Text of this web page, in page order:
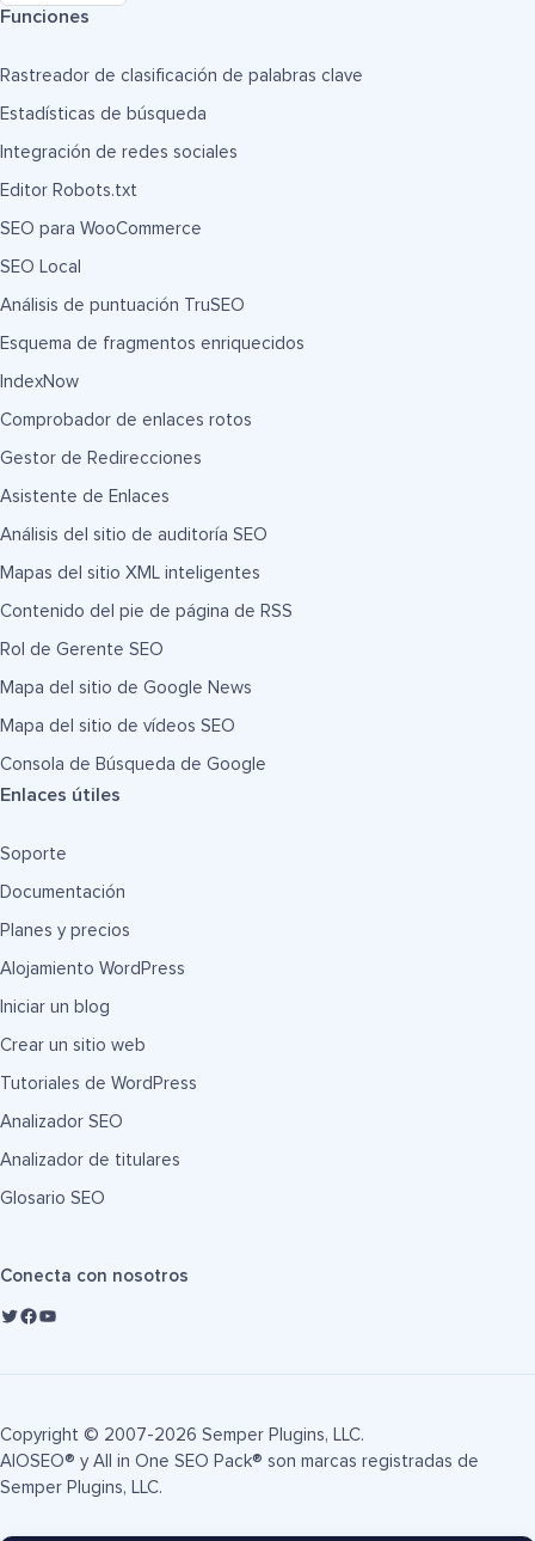
Funciones
Rastreador de clasificación de palabras clave
Estadísticas de búsqueda
Integración de redes sociales
Editor Robots.txt
SEO para WooCommerce
SEO Local
Análisis de puntuación TruSEO
Esquema de fragmentos enriquecidos
IndexNow
Comprobador de enlaces rotos
Gestor de Redirecciones
Asistente de Enlaces
Análisis del sitio de auditoría SEO
Mapas del sitio XML inteligentes
Contenido del pie de página de RSS
Rol de Gerente SEO
Mapa del sitio de Google News
Mapa del sitio de vídeos SEO
Consola de Búsqueda de Google
Enlaces útiles
Soporte
Documentación
Planes y precios
Alojamiento WordPress
Iniciar un blog
Crear un sitio web
Tutoriales de WordPress
Analizador SEO
Analizador de titulares
Glosario SEO
Conecta con nosotros
Copyright © 2007-2026 Semper Plugins, LLC.
AIOSEO® y All in One SEO Pack® son marcas registradas de
Semper Plugins, LLC.